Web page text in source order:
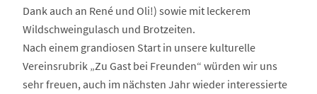
Dank auch an René und Oli!) sowie mit leckerem
Wildschweingulasch und Brotzeiten.
Nach einem grandiosen Start in unsere kulturelle
Vereinsrubrik „Zu Gast bei Freunden“ würden wir uns
sehr freuen, auch im nächsten Jahr wieder interessierte